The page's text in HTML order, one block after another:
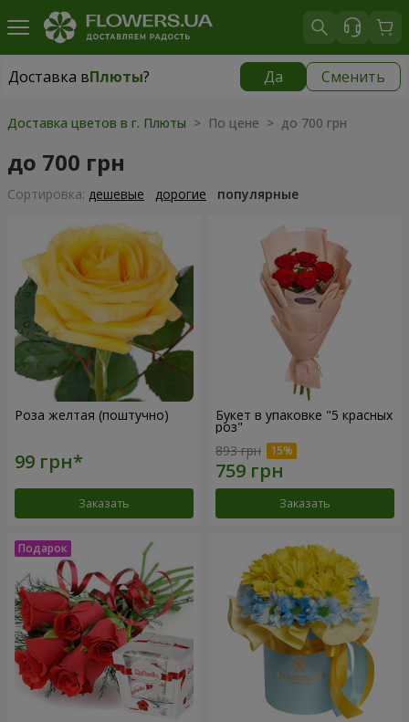
Доставка вПлюты? Да Сменить
Доставка вПлюты|
Доставка цветов в г. Плюты > По цене > до 700 грн
до 700 грн
Cортировка: дешевые дорогие популярные
Роза желтая (поштучно)
Заказать
Букет в упаковке "5 красных
роз"
893 грн
Заказать